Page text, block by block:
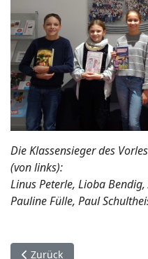
Die Klassensieger des
(von links):
Linus Peterle, Lioba Bendig,
Pauline Fülle, Paul
Vorheriger Beitrag: Neue
Zurück